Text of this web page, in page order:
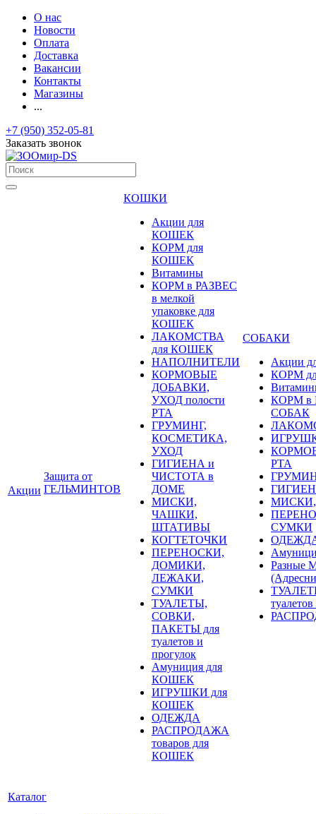
О нас
Новости
Оплата
Доставка
Вакансии
Контакты
Магазины
...
+7 (950) 352-05-81
Заказать звонок
Акции
Защита от
ГЕЛЬМИНТОВ
КОШКИ
Акции для
КОШЕК
КОРМ для
КОШЕК
Витамины
КОРМ в РАЗВЕС
в мелкой
упаковке для
КОШЕК
ЛАКОМСТВА
для КОШЕК
НАПОЛНИТЕЛИ
КОРМОВЫЕ
ДОБАВКИ,
УХОД полости
РТА
ГРУМИНГ,
КОСМЕТИКА,
УХОД
ГИГИЕНА и
ЧИСТОТА в
ДОМЕ
МИСКИ,
ЧАШКИ,
ШТАТИВЫ
КОГТЕТОЧКИ
ПЕРЕНОСКИ,
ДОМИКИ,
ЛЕЖАКИ,
СУМКИ
ТУАЛЕТЫ,
СОВКИ,
ПАКЕТЫ для
туалетов и
прогулок
Амуниция для
КОШЕК
ИГРУШКИ для
КОШЕК
ОДЕЖДА
РАСПРОДАЖА
товаров для
КОШЕК
СОБАКИ
Акции
КОРМ
КОРМ в
СОБАК
РТА
СУМКИ
Разные
Каталог